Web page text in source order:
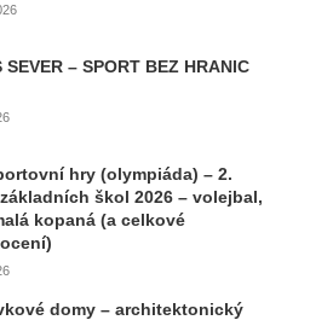
SEVER – SPORT BEZ HRANIC
hry (olympiáda) – 2.
škol 2026 – volejbal,
kopaná (a celkové
domy – architektonický